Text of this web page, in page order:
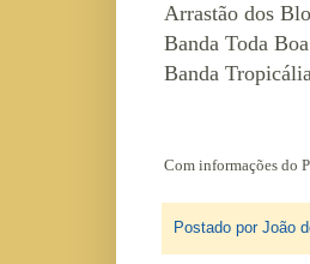
Arrastão dos
Banda Toda Boa
Banda
Com informações do
Postado por João